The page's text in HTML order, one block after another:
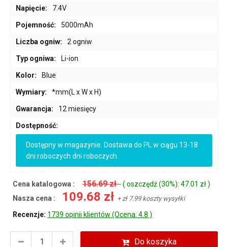
Napięcie: 7.4V
Pojemność: 5000mAh
Liczba ogniw: 2 ogniw
Typ ogniwa: Li-ion
Kolor: Blue
Wymiary: *mm(L x W x H)
Gwarancja: 12 miesięcy
Dostępność:
Dostępny w magazynie. Dostawa do PL w ciągu 13-18
dni roboczych dni roboczych.
Cena katalogowa : 156.69 zł- ( oszczędź (30%): 47.01 zł )
Nasza cena :
109.68 zł + zł 7.99 koszty wysyłki
Recenzje: 1739 opinii klientów (Ocena: 4.8 )
Do koszyka